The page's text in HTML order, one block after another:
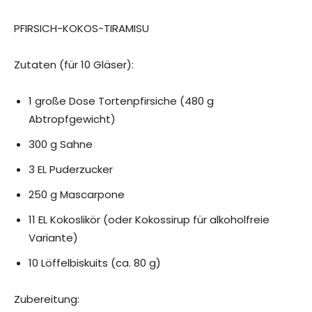
PFIRSICH-KOKOS-TIRAMISU
Zutaten (für 10 Gläser):
1 große Dose Tortenpfirsiche (480 g
Abtropfgewicht)
300 g Sahne
3 EL Puderzucker
250 g Mascarpone
11 EL Kokoslikör (oder Kokossirup für alkoholfreie
Variante)
10 Löffelbiskuits (ca. 80 g)
Zubereitung: